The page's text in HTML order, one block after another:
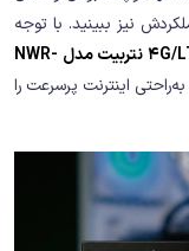
نیز ببینید. با توجه
مودم جیبی 4G/LTE نتربیت مدل NWR-
اینترنت پرسرعت را